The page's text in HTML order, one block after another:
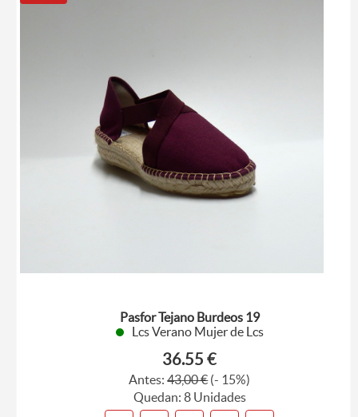
Pasfor Tejano Burdeos 19
Lcs Verano Mujer de Lcs
36.55 €
Antes:43,00 €(- 15%)
Quedan: 8 Unidades